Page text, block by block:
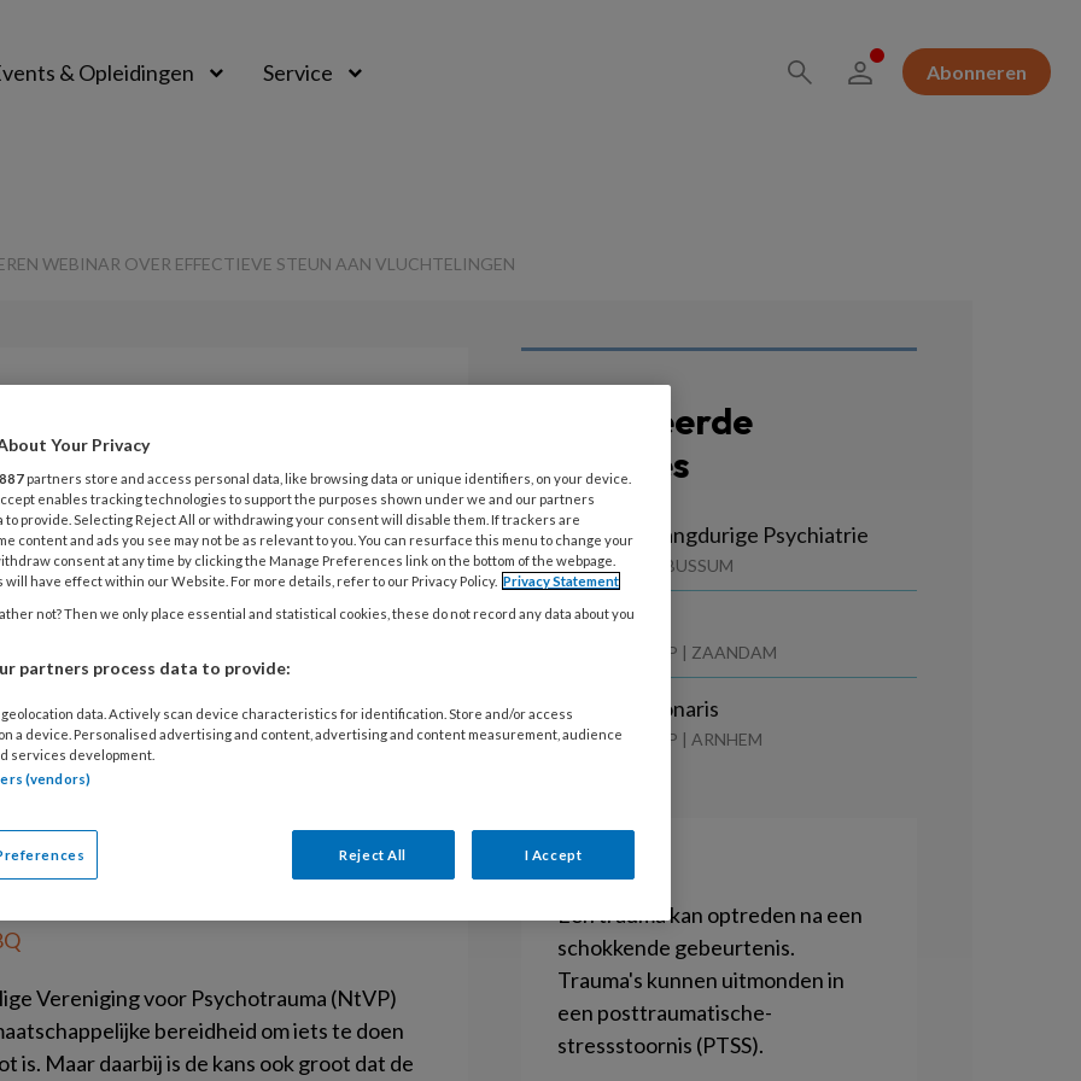
& Opleidingen Service Abonneren
WEBINAR OVER EFFECTIEVE STEUN AAN VLUCHTELINGEN
steun
geven een benefietwebinar
vormen van steun die
vluchtelingen. Dit is in elk
en andere mensen die meer
kunnen bieden aan vluchtelingen.
15 maart om 20.00 uur is het ook
555. Je kunt je aanmelden via
Vereniging voor Psychotrauma (NtVP)
bereidheid om iets te doen
Maar daarbij is de kans ook groot dat de
Gerelateerde
vacatures
GGZ-Agoog - Langdurige Psychiatrie
GGZ CENTRAAL | BUSSUM
Manager Zorg
PARNASSIA GROEP | ZAANDAM
Aanmeldfunctionaris
PARNASSIA GROEP | ARNHEM
Trauma
Een trauma kan optreden na een
schokkende gebeurtenis.
Trauma's kunnen uitmonden in
een posttraumatische-
stressstoornis (PTSS).
Your Privacy
887 partners store and access personal data, like browsing data or unique identifiers, on your device.
enables tracking technologies to support the purposes shown under we and our partners
to provide. Selecting Reject All or withdrawing your consent will disable them. If trackers are
content and ads you see may not be as relevant to you. You can resurface this menu to change your
consent at any time by clicking the Manage Preferences link on the bottom of the webpage.
will have effect within our Website. For more details, refer to our Privacy Policy. Privacy Statement
not? Then we only place essential and statistical cookies, these do not record any data about you
partners process data to provide:
data. Actively scan device characteristics for identification. Store and/or access
a device. Personalised advertising and content, advertising and content measurement, audience
services development.
(vendors)
Reject All I Accept